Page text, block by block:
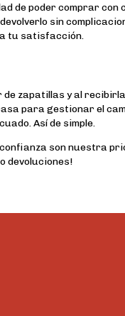
de poder comprar con
sin
tu satisfacción.
zapatillas y al
para gestionar el
Así de simple.
son nuestra
devoluciones!